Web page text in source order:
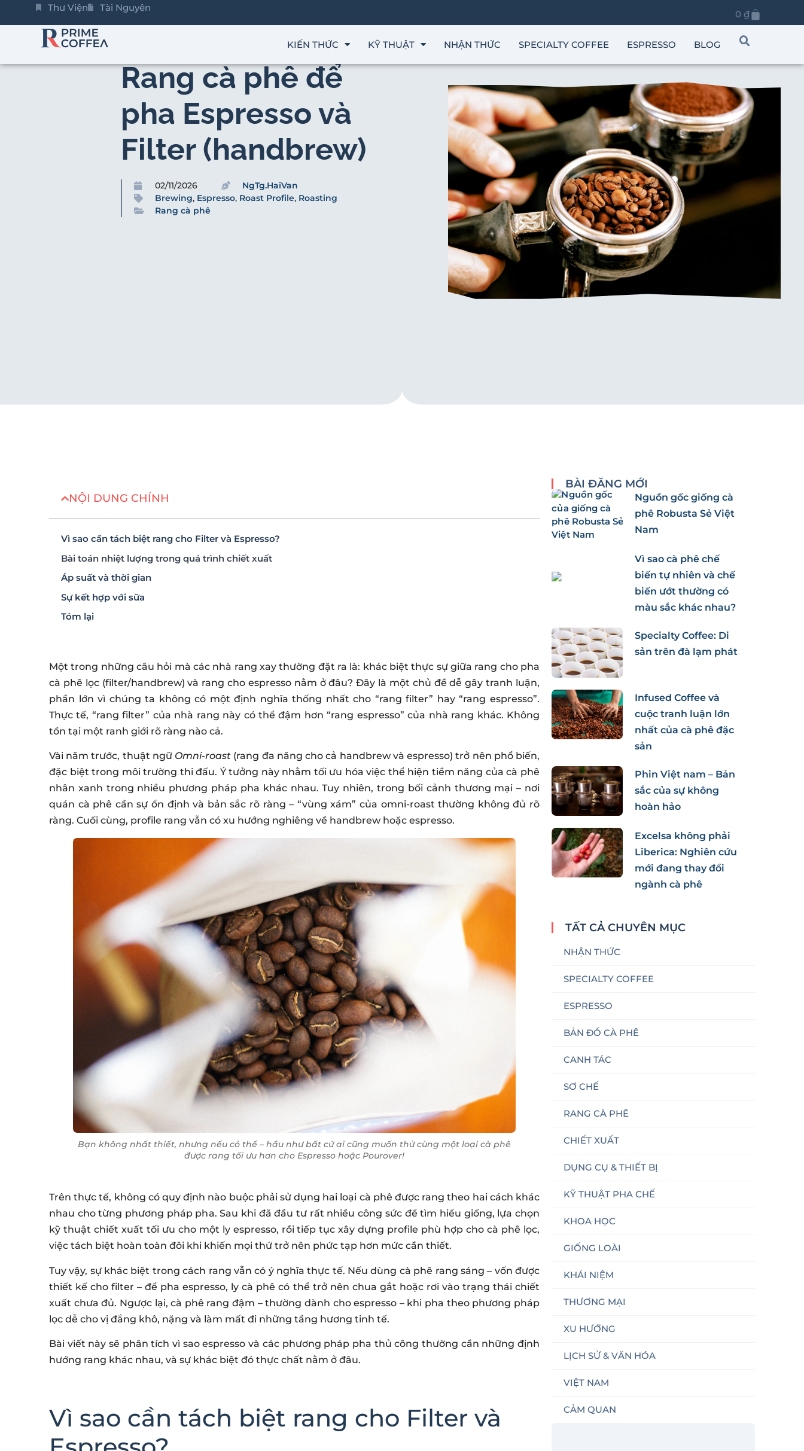
Thư Viện Tài Nguyên
0 ₫
KIẾN THỨC KỸ THUẬT NHẬN THỨC SPECIALTY COFFEE ESPRESSO BLOG
Rang cà phê để
pha Espresso và
Filter (handbrew)
02/11/2026
NgTg.HaiVan
Brewing, Espresso, Roast Profile, Roasting
Rang cà phê
NỘI DUNG CHÍNH
Vì sao cần tách biệt rang cho Filter và Espresso?
Bài toán nhiệt lượng trong quá trình chiết xuất
Áp suất và thời gian
Sự kết hợp với sữa
Tóm lại
Một trong những câu hỏi mà các nhà rang xay thường đặt ra là: khác biệt thực sự giữa rang cho pha
cà phê lọc (filter/handbrew) và rang cho espresso nằm ở đâu? Đây là một chủ đề dễ gây tranh luận,
phần lớn vì chúng ta không có một định nghĩa thống nhất cho “rang filter” hay “rang espresso”.
Thực tế, “rang filter” của nhà rang này có thể đậm hơn “rang espresso” của nhà rang khác. Không
tồn tại một ranh giới rõ ràng nào cả.
Vài năm trước, thuật ngữ Omni-roast (rang đa năng cho cả handbrew và espresso) trở nên phổ biến,
đặc biệt trong môi trường thi đấu. Ý tưởng này nhằm tối ưu hóa việc thể hiện tiềm năng của cà phê
nhân xanh trong nhiều phương pháp pha khác nhau. Tuy nhiên, trong bối cảnh thương mại – nơi
quán cà phê cần sự ổn định và bản sắc rõ ràng – “vùng xám” của omni-roast thường không đủ rõ
ràng. Cuối cùng, profile rang vẫn có xu hướng nghiêng về handbrew hoặc espresso.
Bạn không nhất thiết, nhưng nếu có thể – hầu như bất cứ ai cũng muốn thử cùng một loại cà phê
được rang tối ưu hơn cho Espresso hoặc Pourover!
Trên thực tế, không có quy định nào buộc phải sử dụng hai loại cà phê được rang theo hai cách khác
nhau cho từng phương pháp pha. Sau khi đã đầu tư rất nhiều công sức để tìm hiểu giống, lựa chọn
kỹ thuật chiết xuất tối ưu cho một ly espresso, rồi tiếp tục xây dựng profile phù hợp cho cà phê lọc,
việc tách biệt hoàn toàn đôi khi khiến mọi thứ trở nên phức tạp hơn mức cần thiết.
Tuy vậy, sự khác biệt trong cách rang vẫn có ý nghĩa thực tế. Nếu dùng cà phê rang sáng – vốn được
thiết kế cho filter – để pha espresso, ly cà phê có thể trở nên chua gắt hoặc rơi vào trạng thái chiết
xuất chưa đủ. Ngược lại, cà phê rang đậm – thường dành cho espresso – khi pha theo phương pháp
lọc dễ cho vị đắng khô, nặng và làm mất đi những tầng hương tinh tế.
Bài viết này sẽ phân tích vì sao espresso và các phương pháp pha thủ công thường cần những định
hướng rang khác nhau, và sự khác biệt đó thực chất nằm ở đâu.
Vì sao cần tách biệt rang cho Filter và
BÀI ĐĂNG MỚI
Nguồn gốc giống cà
phê Robusta Sẻ Việt
Nam
Vì sao cà phê chế
biến tự nhiên và chế
biến ướt thường có
màu sắc khác nhau?
Specialty Coffee: Di
sản trên đà lạm phát
Infused Coffee và
cuộc tranh luận lớn
nhất của cà phê đặc
sản
Phin Việt nam – Bản
sắc của sự không
hoàn hảo
Excelsa không phải
Liberica: Nghiên cứu
mới đang thay đổi
ngành cà phê
TẤT CẢ CHUYÊN MỤC
NHẬN THỨC
SPECIALTY COFFEE
ESPRESSO
BẢN ĐỒ CÀ PHÊ
CANH TÁC
SƠ CHẾ
RANG CÀ PHÊ
CHIẾT XUẤT
DỤNG CỤ & THIẾT BỊ
KỸ THUẬT PHA CHẾ
KHOA HỌC
GIỐNG LOÀI
KHÁI NIỆM
THƯƠNG MẠI
XU HƯỚNG
LỊCH SỬ & VĂN HÓA
VIỆT NAM
CẢM QUAN